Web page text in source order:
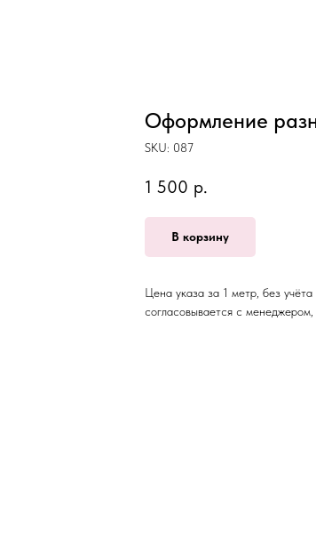
Оформление
SKU: 087
1 500 р.
В корзину
Цена указа за 1 метр, без
согласовывается с